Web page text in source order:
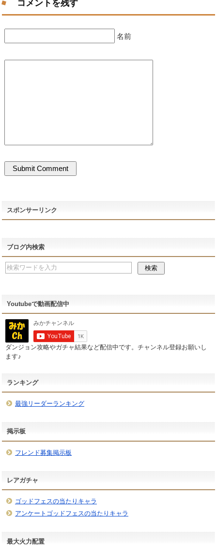
コメントを残す
名前
スポンサーリンク
ブログ内検索
Youtubeで動画配信中
ダンジョン攻略やガチャ結果など配信中です。チャンネル登録お願いし
ます♪
ランキング
最強リーダーランキング
掲示板
フレンド募集掲示板
レアガチャ
ゴッドフェスの当たりキャラ
アンケートゴッドフェスの当たりキャラ
最大火力配置